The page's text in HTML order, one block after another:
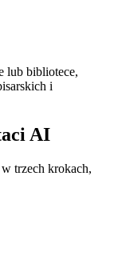
lub bibliotece,
i
AI
trzech krokach,